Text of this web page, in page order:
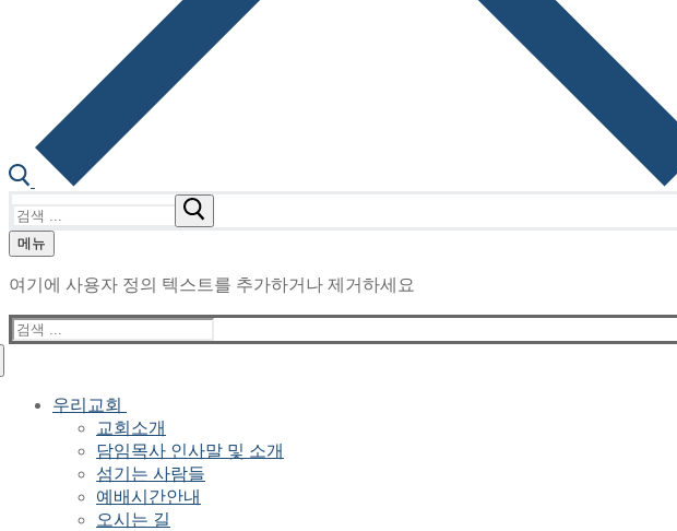
색
메뉴
여기에 사용자 정의 텍스트를 추가하거나 제거하세요
검
색
우리교회
교회소개
담임목사 인사말 및 소개
섬기는 사람들
예배시간안내
오시는 길